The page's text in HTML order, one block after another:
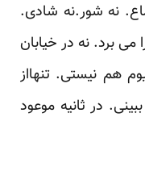
نه شور.نه شادی.
می برد. نه در خیابان
هم نیستی. تنهااز
در ثانیه موعود